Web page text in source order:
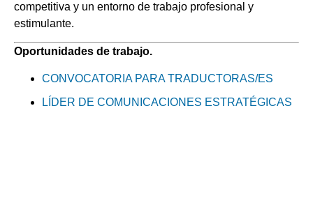
competitiva y un entorno de trabajo profesional y
estimulante.
Oportunidades de trabajo.
CONVOCATORIA PARA TRADUCTORAS/ES
LÍDER DE COMUNICACIONES ESTRATÉGICAS